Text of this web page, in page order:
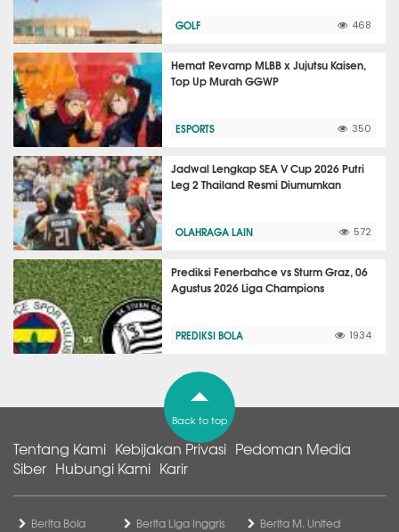
GOLF 468
Hemat Revamp MLBB x Jujutsu Kaisen,
Top Up Murah GGWP
ESPORTS 350
Jadwal Lengkap SEA V Cup 2026 Putri
Leg 2 Thailand Resmi Diumumkan
OLAHRAGA LAIN 572
Prediksi Fenerbahce vs Sturm Graz, 06
Agustus 2026 Liga Champions
PREDIKSI BOLA 1934
Back to top
Tentang Kami Kebijakan Privasi Pedoman Media
Siber Hubungi Kami Karir
Berita Bola Berita Liga Inggris Berita M. United